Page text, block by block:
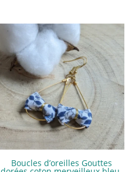
Boucles d’oreilles Gouttes